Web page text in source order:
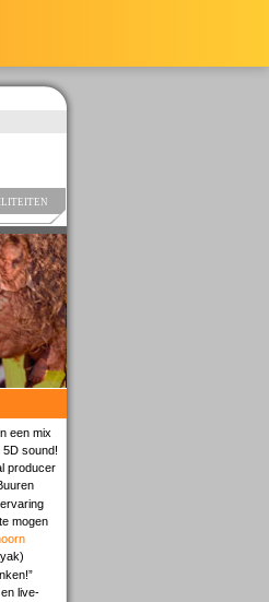
een mix
sound!
producer
mogen
live-